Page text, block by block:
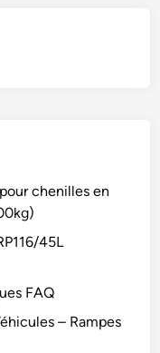
chenilles en
45L
FAQ
– Rampes